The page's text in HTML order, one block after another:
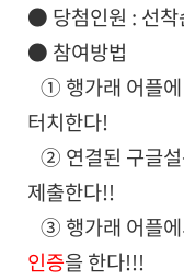
● 당첨인원 : 선착
● 참여방법
① 행가래 어플에
터치한다!
② 연결된 구글설
제출한다!!
③ 행가래 어플에
인증을 한다!!!